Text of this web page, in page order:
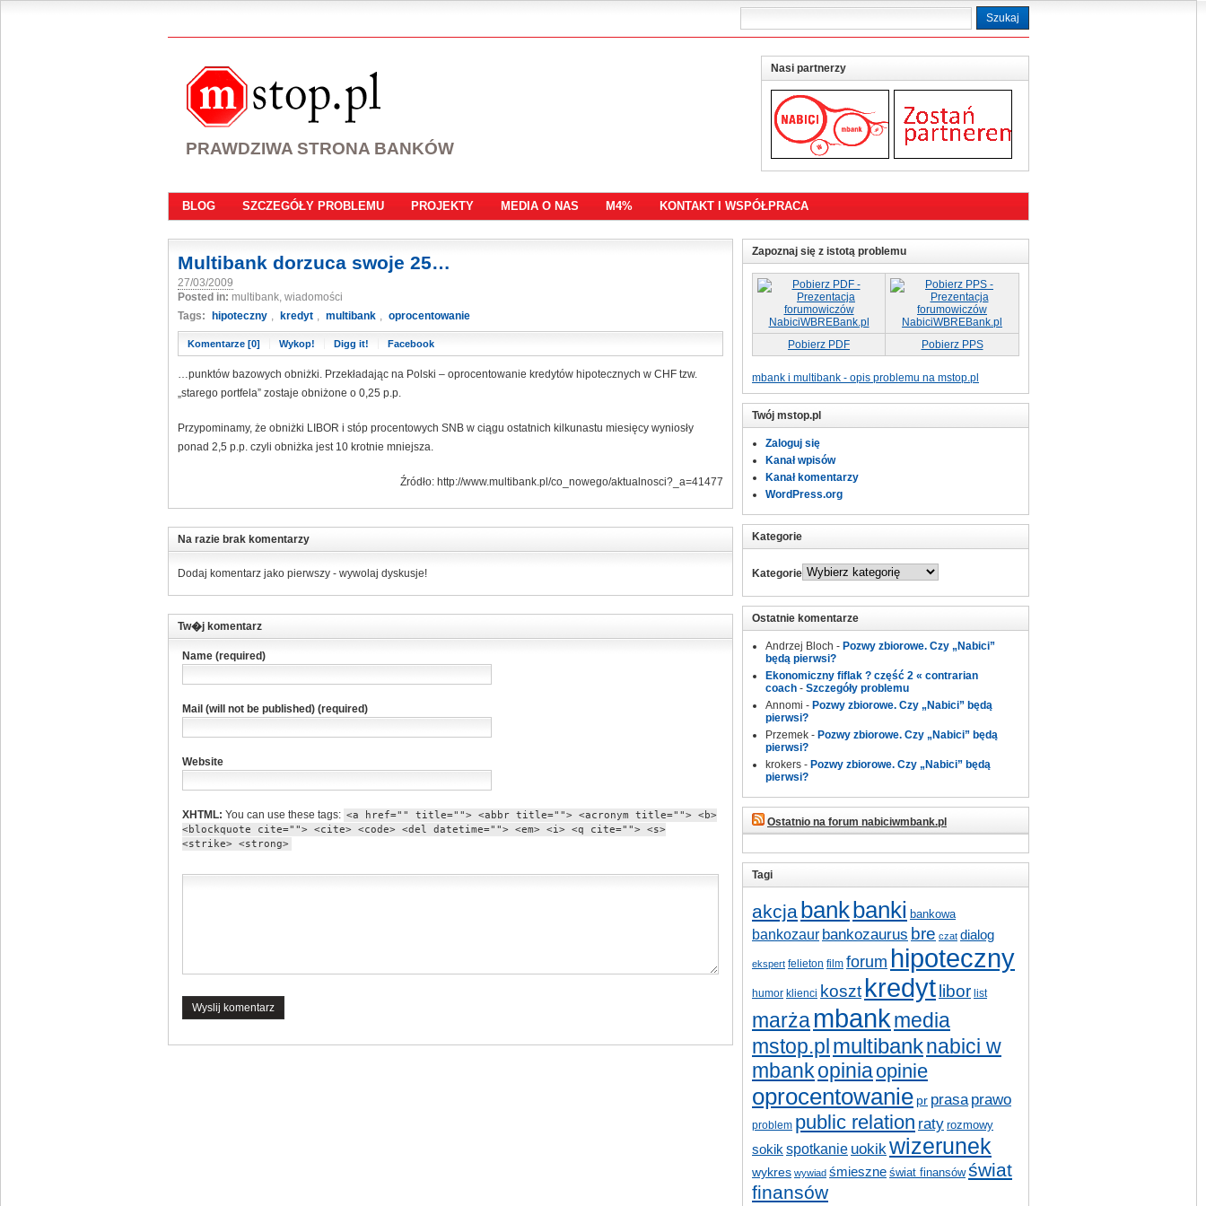
PRAWDZIWA STRONA BANKÓW
Nasi partnerzy
BLOG SZCZEGÓŁY PROBLEMU PROJEKTY MEDIA O NAS M4% KONTAKT I WSPÓŁPRACA
Multibank dorzuca swoje 25…
27/03/2009
Posted in: multibank, wiadomości
Tags:
hipoteczny , kredyt , multibank , oprocentowanie
Komentarze [0] Wykop! Digg it! Facebook
…punktów bazowych obniżki. Przekładając na Polski – oprocentowanie kredytów hipotecznych w CHF tzw.
„starego portfela” zostaje obniżone o 0,25 p.p.
Przypominamy, że obniżki LIBOR i stóp procentowych SNB w ciągu ostatnich kilkunastu miesięcy wyniosły
ponad 2,5 p.p. czyli obniżka jest 10 krotnie mniejsza.
Źródło: http://www.multibank.pl/co_nowego/aktualnosci?_a=41477
Na razie brak komentarzy
Dodaj komentarz jako pierwszy - wywolaj dyskusje!
Tw�j komentarz
Name (required)
Mail (will not be published) (required)
Website
XHTML: You can use these tags: <a href="" title=""> <abbr title=""> <acronym title=""> <b>
<blockquote cite=""> <cite> <code> <del datetime=""> <em> <i> <q cite=""> <s>
<strike> <strong>
Zapoznaj się z istotą problemu
Pobierz PDF Pobierz PPS
mbank i multibank - opis problemu na mstop.pl
Twój mstop.pl
Zaloguj się
Kanał wpisów
Kanał komentarzy
WordPress.org
Kategorie
Kategorie
Ostatnie komentarze
Andrzej Bloch - Pozwy zbiorowe. Czy „Nabici”
będą pierwsi?
Ekonomiczny fiflak ? część 2 « contrarian
coach - Szczegóły problemu
Annomi - Pozwy zbiorowe. Czy „Nabici” będą
pierwsi?
Przemek - Pozwy zbiorowe. Czy „Nabici” będą
pierwsi?
krokers - Pozwy zbiorowe. Czy „Nabici” będą
pierwsi?
Ostatnio na forum nabiciwmbank.pl
Tagi
akcjabankbanki bankowa
bankozaur bankozaurus bre czat dialog
ekspert felieton film forum hipoteczny
humor klienci koszt kredyt libor list
marżambankmedia
mstop.pl multibanknabici w
mbank opiniaopinie
oprocentowanie pr prasa prawo
problem public relation raty rozmowy
sokik spotkanie uokikwizerunek
wykres wywiad śmieszne świat finansów świat
finansów